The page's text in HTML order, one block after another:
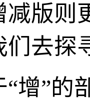
减版则
们去探
增”的